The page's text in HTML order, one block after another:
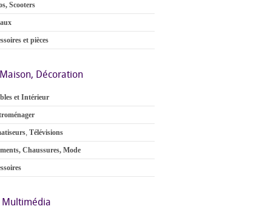
Scooters
et pièces
Maison, Décoration
et Intérieur
, Télévisions
Chaussures, Mode
Multimédia